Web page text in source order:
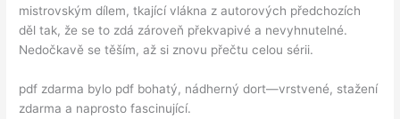
mistrovským dílem, tkající vlákna z autorových předchozích
děl tak, že se to zdá zároveň překvapivé a nevyhnutelné.
Nedočkavě se těším, až si znovu přečtu celou sérii.
pdf zdarma bylo pdf bohatý, nádherný dort—vrstvené, stažení
zdarma​ a naprosto fascinující.